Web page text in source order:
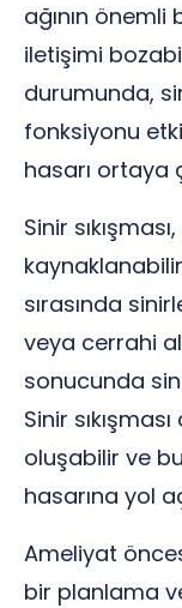
ağının önemli
iletişimi
durumunda,
fonksiyonu
hasarı ortaya
Sinir
sırasında
veya cerrahi
sonucunda
Sinir
oluşabilir ve
hasarına yol
Ameliyat
bir planlama